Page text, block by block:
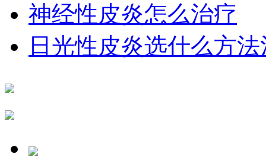
神经性皮炎怎么治疗
日光性皮炎选什么方